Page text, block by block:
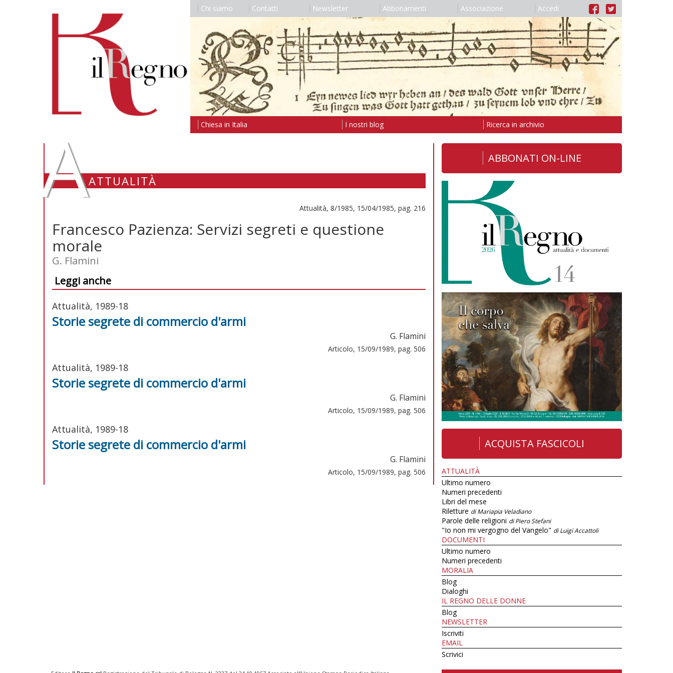
Chi siamo Contatti Newsletter Abbonamenti Associazione Accedi
Chiesa in Italia I nostri blog Ricerca in archivio
AATTUALITÀ
Attualità, 8/1985, 15/04/1985, pag. 216
Francesco Pazienza: Servizi segreti e questione
morale
G. Flamini
Leggi anche
Attualità, 1989-18
Storie segrete di commercio d'armi
G. Flamini
Articolo, 15/09/1989, pag. 506
Attualità, 1989-18
Storie segrete di commercio d'armi
G. Flamini
Articolo, 15/09/1989, pag. 506
Attualità, 1989-18
Storie segrete di commercio d'armi
G. Flamini
Articolo, 15/09/1989, pag. 506
ABBONATI ON-LINE
ACQUISTA FASCICOLI
ATTUALITÀ
Ultimo numero
Numeri precedenti
Libri del mese
Riletture di Mariapia Veladiano
Parole delle religioni di Piero Stefani
"Io non mi vergogno del Vangelo" di Luigi Accattoli
DOCUMENTI
Ultimo numero
Numeri precedenti
MORALIA
Blog
Dialoghi
IL REGNO DELLE DONNE
Blog
NEWSLETTER
Iscriviti
EMAIL
Scrivici